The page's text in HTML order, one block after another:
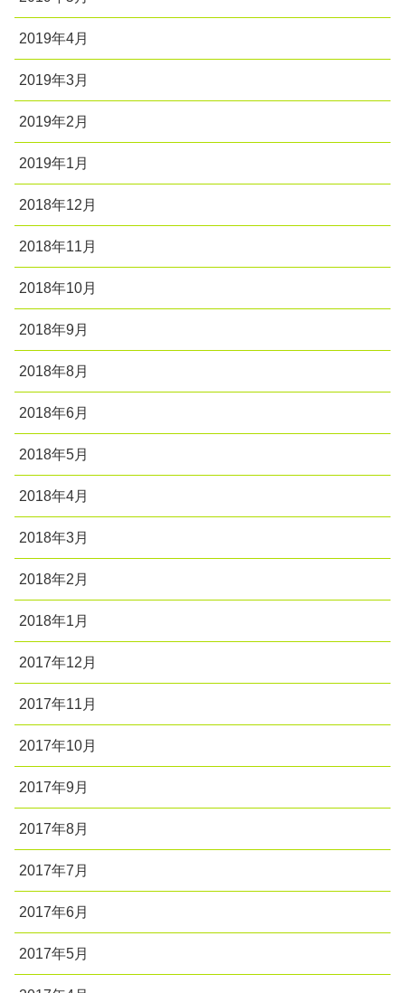
2019年4月
2019年3月
2019年2月
2019年1月
2018年12月
2018年11月
2018年10月
2018年9月
2018年8月
2018年6月
2018年5月
2018年4月
2018年3月
2018年2月
2018年1月
2017年12月
2017年11月
2017年10月
2017年9月
2017年8月
2017年7月
2017年6月
2017年5月